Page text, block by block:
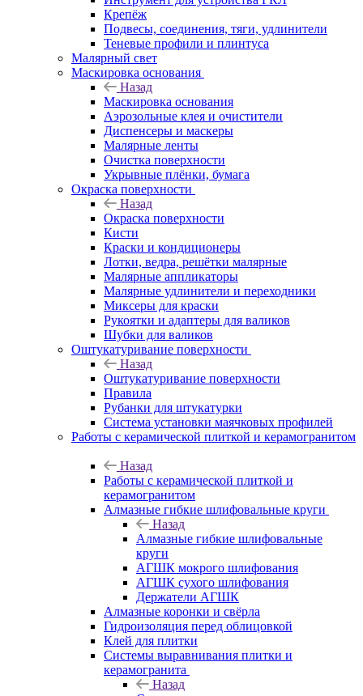
Крепёж
Подвесы, соединения, тяги, удлинители
Теневые профили и плинтуса
Малярный свет
Маскировка основания
Назад
Маскировка основания
Аэрозольные клея и очистители
Диспенсеры и маскеры
Малярные ленты
Очистка поверхности
Укрывные плёнки, бумага
Окраска поверхности
Назад
Окраска поверхности
Кисти
Краски и кондиционеры
Лотки, ведра, решётки малярные
Малярные аппликаторы
Малярные удлинители и переходники
Миксеры для краски
Рукоятки и адаптеры для валиков
Шубки для валиков
Оштукатуривание поверхности
Назад
Оштукатуривание поверхности
Правила
Рубанки для штукатурки
Система установки маячковых профилей
Работы с керамической плиткой и керамогранитом
Назад
Работы с керамической плиткой и
керамогранитом
Алмазные гибкие шлифовальные круги
Назад
Алмазные гибкие шлифовальные
круги
АГШК мокрого шлифования
АГШК сухого шлифования
Держатели АГШК
Алмазные коронки и свёрла
Гидроизоляция перед облицовкой
Клей для плитки
Системы выравнивания плитки и
керамогранита
Назад